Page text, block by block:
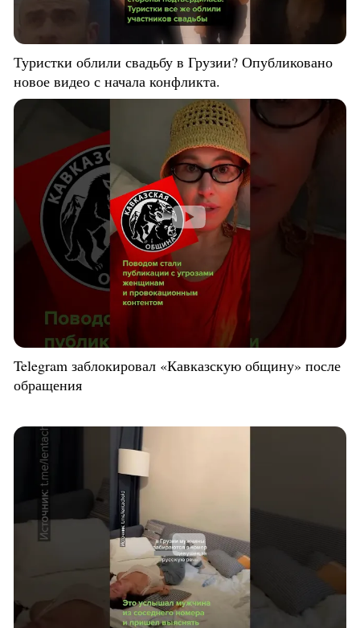
Туристки облили свадьбу в Грузии? Опубликовано
новое видео с начала конфликта.
Telegram заблокировал «Кавказскую общину» после
обращения